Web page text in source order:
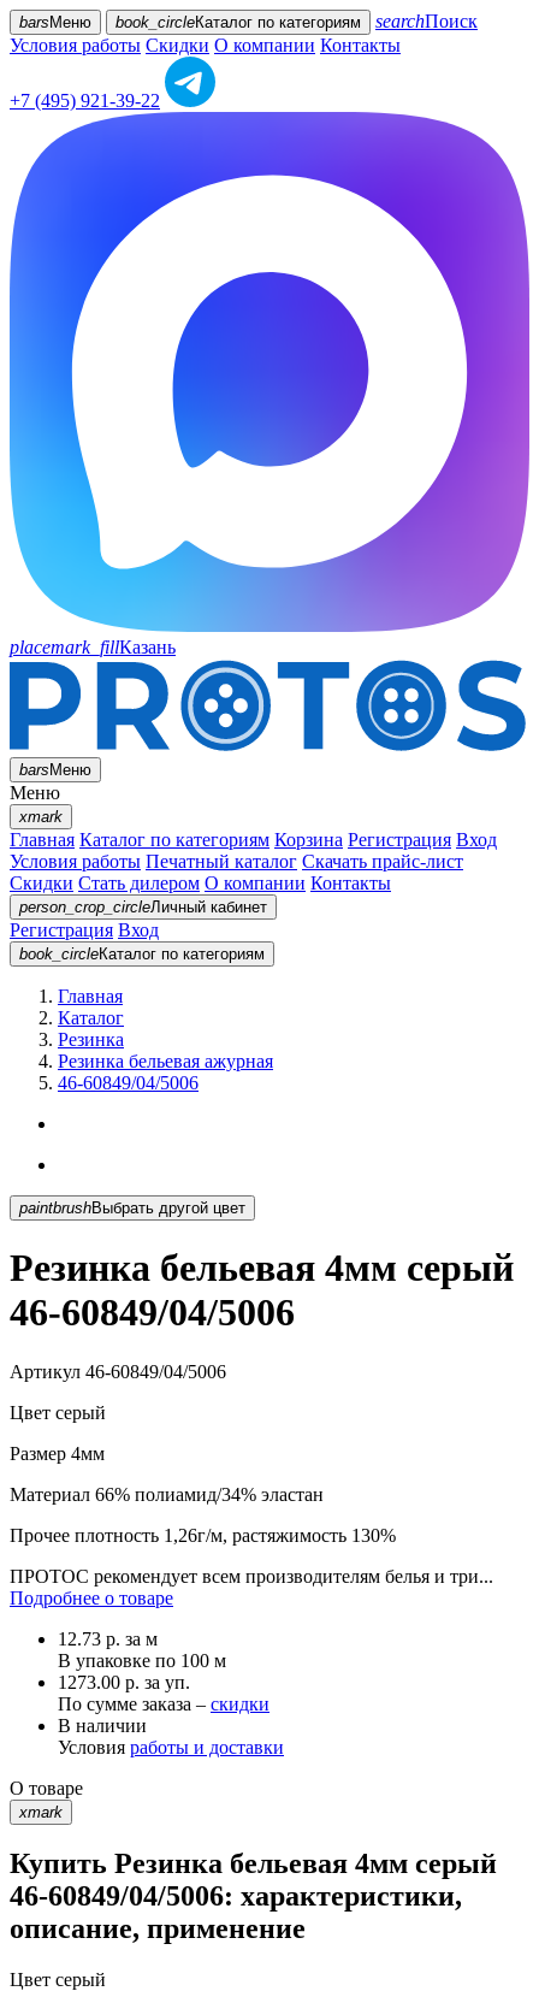
bars Меню book_circleКаталог по категориям searchПоиск
Условия работы Скидки О компании Контакты
+7 (495) 921-39-22
placemark_fillКазань
barsМеню
Меню
xmark
Главная Каталог по категориям Корзина Регистрация Вход
Условия работы Печатный каталог Скачать прайс-лист
Скидки Стать дилером О компании Контакты
person_crop_circleЛичный кабинет
Регистрация Вход
book_circleКаталог по категориям
Главная
Каталог
Резинка
Резинка бельевая ажурная
46-60849/04/5006
paintbrush Выбрать другой цвет
Резинка бельевая 4мм серый
46-60849/04/5006
Артикул 46-60849/04/5006
Цвет серый
Размер 4мм
Материал 66% полиамид/34% эластан
Прочее плотность 1,26г/м, растяжимость 130%
ПРОТОС рекомендует всем производителям белья и три...
Подробнее о товаре
12.73 р. за м
В упаковке по 100 м
1273.00 р. за уп.
По сумме заказа – скидки
В наличии
Условия работы и доставки
О товаре
xmark
Купить Резинка бельевая 4мм серый
46-60849/04/5006: характеристики,
описание, применение
Цвет серый